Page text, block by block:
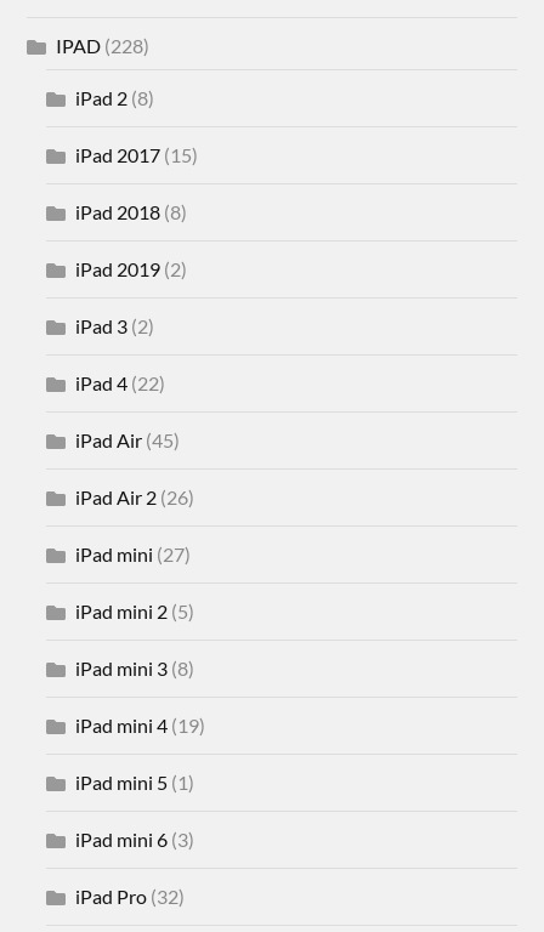
IPAD (228)
iPad 2 (8)
iPad 2017 (15)
iPad 2018 (8)
iPad 2019 (2)
iPad 3 (2)
iPad 4 (22)
iPad Air (45)
iPad Air 2 (26)
iPad mini (27)
iPad mini 2 (5)
iPad mini 3 (8)
iPad mini 4 (19)
iPad mini 5 (1)
iPad mini 6 (3)
iPad Pro (32)